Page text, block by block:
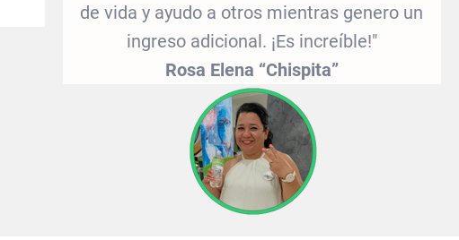
de vida y ayudo a otros mientras genero un
ingreso adicional. ¡Es increíble!"
Rosa Elena “Chispita”